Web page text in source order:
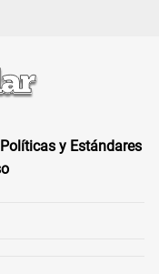
Políticas y Estándares